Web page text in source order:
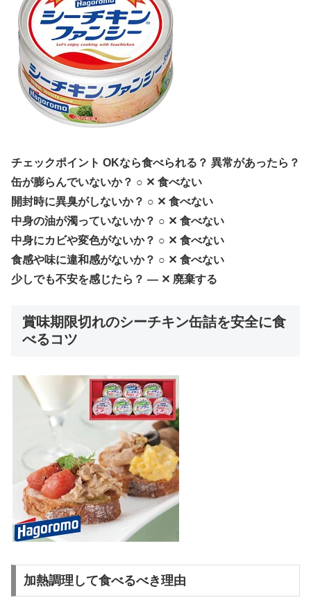
チェックポイント OKなら食べられる？ 異常があったら？
缶が膨らんでいないか？ ○ ✕ 食べない
開封時に異臭がしないか？ ○ ✕ 食べない
中身の油が濁っていないか？ ○ ✕ 食べない
中身にカビや変色がないか？ ○ ✕ 食べない
食感や味に違和感がないか？ ○ ✕ 食べない
少しでも不安を感じたら？ ― ✕ 廃棄する
賞味期限切れのシーチキン缶詰を安全に食
べるコツ
加熱調理して食べるべき理由